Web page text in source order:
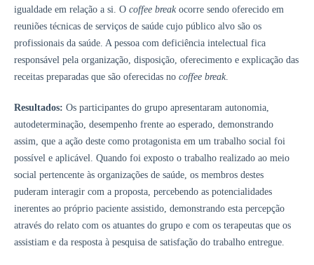
igualdade em relação a si. O coffee breakocorre sendo oferecido em
reuniões técnicas de serviços de saúde cujo público alvo são os
profissionais da saúde. A pessoa com deficiência intelectual fica
responsável pela organização, disposição, oferecimento e explicação das
receitas preparadas que são oferecidas no coffee break.
Resultados: Os participantes do grupo apresentaram autonomia,
autodeterminação, desempenho frente ao esperado, demonstrando
assim, que a ação deste como protagonista em um trabalho social foi
possível e aplicável. Quando foi exposto o trabalho realizado ao meio
social pertencente às organizações de saúde, os membros destes
puderam interagir com a proposta, percebendo as potencialidades
inerentes ao próprio paciente assistido, demonstrando esta percepção
através do relato com os atuantes do grupo e com os terapeutas que os
assistiam e da resposta à pesquisa de satisfação do trabalho entregue.